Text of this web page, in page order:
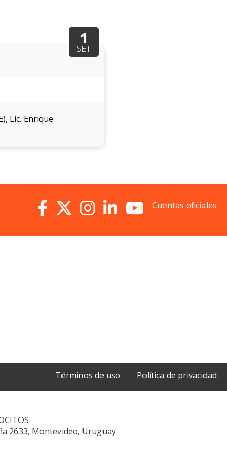
1
SET
Lic. Enrique
Cuentas oficiales
Términos de uso Política de privacidad
2633, Montevideo, Uruguay